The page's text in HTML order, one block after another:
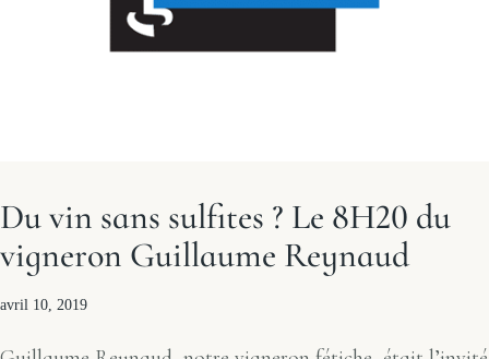
Du vin sans sulfites ? Le 8H20 du
vigneron Guillaume Reynaud
avril 10, 2019